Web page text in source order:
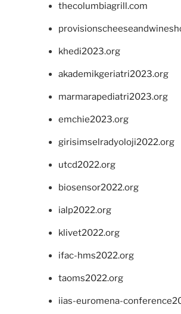
thecolumbiagrill.com
khedi2023.org
akademikgeriatri2023.org
marmarapediatri2023.org
emchie2023.org
girisimselradyoloji2022.org
utcd2022.org
biosensor2022.org
ialp2022.org
klivet2022.org
ifac-hms2022.org
taoms2022.org
iias-euromena-